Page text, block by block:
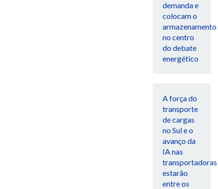
demanda e
colocam o
armazenamento
no centro
do debate
energético
A força do
transporte
de cargas
no Sul e o
avanço da
IA nas
transportadoras
estarão
entre os